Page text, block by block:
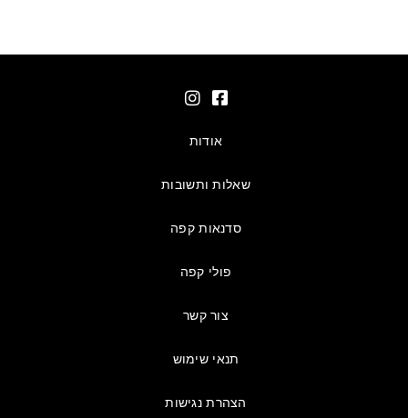
אודות
שאלות ותשובות
סדנאות קפה
פולי קפה
צור קשר
תנאי שימוש
הצהרת נגישות